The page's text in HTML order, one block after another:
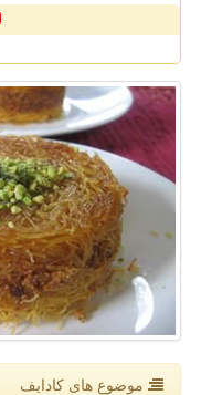
موضوع های كادایف